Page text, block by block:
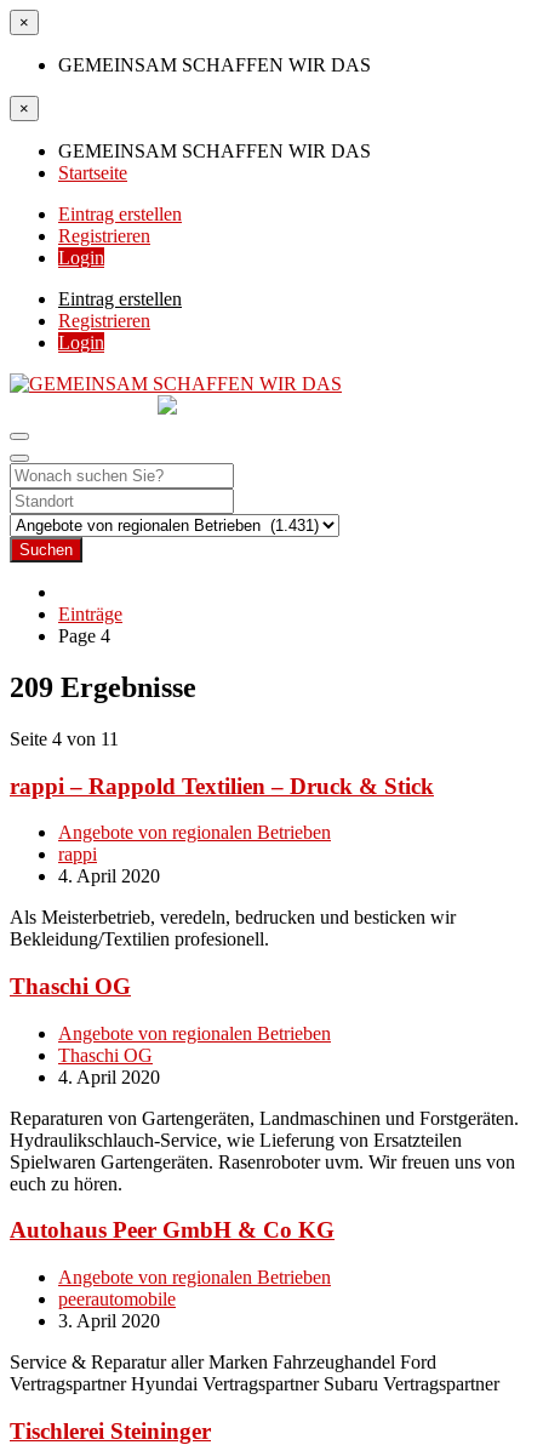
×
GEMEINSAM SCHAFFEN WIR DAS
×
GEMEINSAM SCHAFFEN WIR DAS
Startseite
Eintrag erstellen
Registrieren
Login
Eintrag erstellen
Registrieren
Login
Suchen
Einträge
Page 4
209 Ergebnisse
Seite 4 von 11
rappi – Rappold Textilien – Druck & Stick
Angebote von regionalen Betrieben
rappi
4. April 2020
Als Meisterbetrieb, veredeln, bedrucken und besticken wir
Bekleidung/Textilien profesionell.
Thaschi OG
Angebote von regionalen Betrieben
Thaschi OG
4. April 2020
Reparaturen von Gartengeräten, Landmaschinen und Forstgeräten.
Hydraulikschlauch-Service, wie Lieferung von Ersatzteilen
Spielwaren Gartengeräten. Rasenroboter uvm. Wir freuen uns von
euch zu hören.
Autohaus Peer GmbH & Co KG
Angebote von regionalen Betrieben
peerautomobile
3. April 2020
Service & Reparatur aller Marken Fahrzeughandel Ford
Vertragspartner Hyundai Vertragspartner Subaru Vertragspartner
Tischlerei Steininger